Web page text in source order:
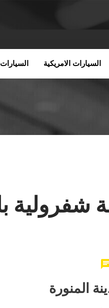
السيارات الامريكية السيارات
شفرولية
المنورة